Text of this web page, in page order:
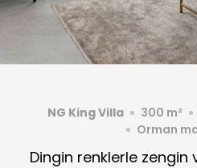
NG King Villa 300 m²
Orman
Dingin renklerle zengin